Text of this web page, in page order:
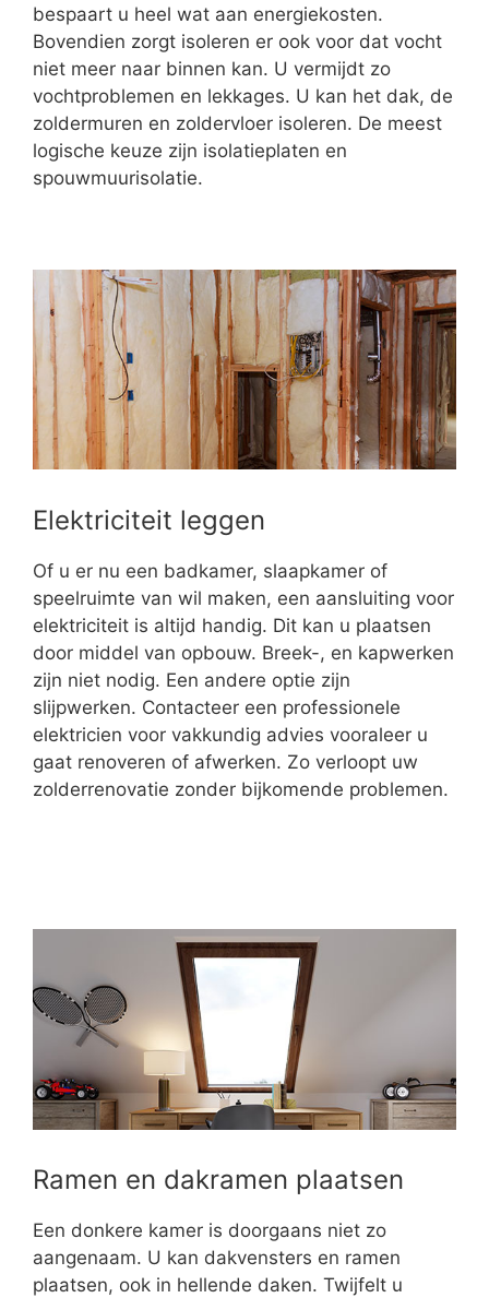
bespaart u heel wat aan energiekosten.
Bovendien zorgt isoleren er ook voor dat vocht
niet meer naar binnen kan. U vermijdt zo
vochtproblemen en lekkages. U kan het dak, de
zoldermuren en zoldervloer isoleren. De meest
logische keuze zijn isolatieplaten en
spouwmuurisolatie.
Elektriciteit leggen
Of u er nu een badkamer, slaapkamer of
speelruimte van wil maken, een aansluiting voor
elektriciteit is altijd handig. Dit kan u plaatsen
door middel van opbouw. Breek-, en kapwerken
zijn niet nodig. Een andere optie zijn
slijpwerken. Contacteer een professionele
elektricien voor vakkundig advies vooraleer u
gaat renoveren of afwerken. Zo verloopt uw
zolderrenovatie zonder bijkomende problemen.
Ramen en dakramen plaatsen
Een donkere kamer is doorgaans niet zo
aangenaam. U kan dakvensters en ramen
plaatsen, ook in hellende daken. Twijfelt u